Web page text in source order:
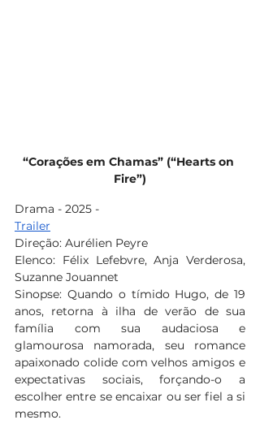
“Corações em Chamas” (“Hearts on
Fire”)
Drama - 2025 -
Trailer
Direção: Aurélien Peyre
Elenco: Félix Lefebvre, Anja Verderosa,
Suzanne Jouannet
Sinopse: Quando o tímido Hugo, de 19
anos, retorna à ilha de verão de sua
família com sua audaciosa e
glamourosa namorada, seu romance
apaixonado colide com velhos amigos e
expectativas sociais, forçando-o a
escolher entre se encaixar ou ser fiel a si
mesmo.